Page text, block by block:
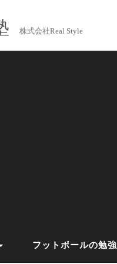
株式会社Real Style
フットボールの勉強